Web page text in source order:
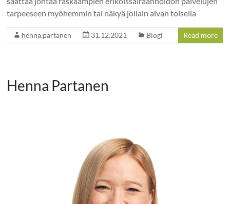
tarpeeseen myöhemmin tai näkyä jollain aivan toisella
henna.partanen 31.12.2021 Blogi Read more
Henna Partanen